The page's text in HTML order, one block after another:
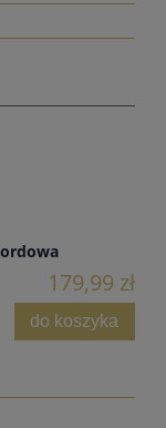
179,99 zł
do koszyka